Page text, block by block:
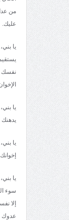
من
عليك.
يا
نفسك
يا
يا
يا
سوء
إلا
عدوك